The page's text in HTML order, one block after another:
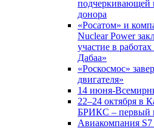
подчеркивающей
донора
«Росатом» и
Nuclear Power
участие в
Дабаа»
«Роскосмос»
двигателя»
14 июня-
22–24 октября в
БРИКС – первый
Авиакомпания S7